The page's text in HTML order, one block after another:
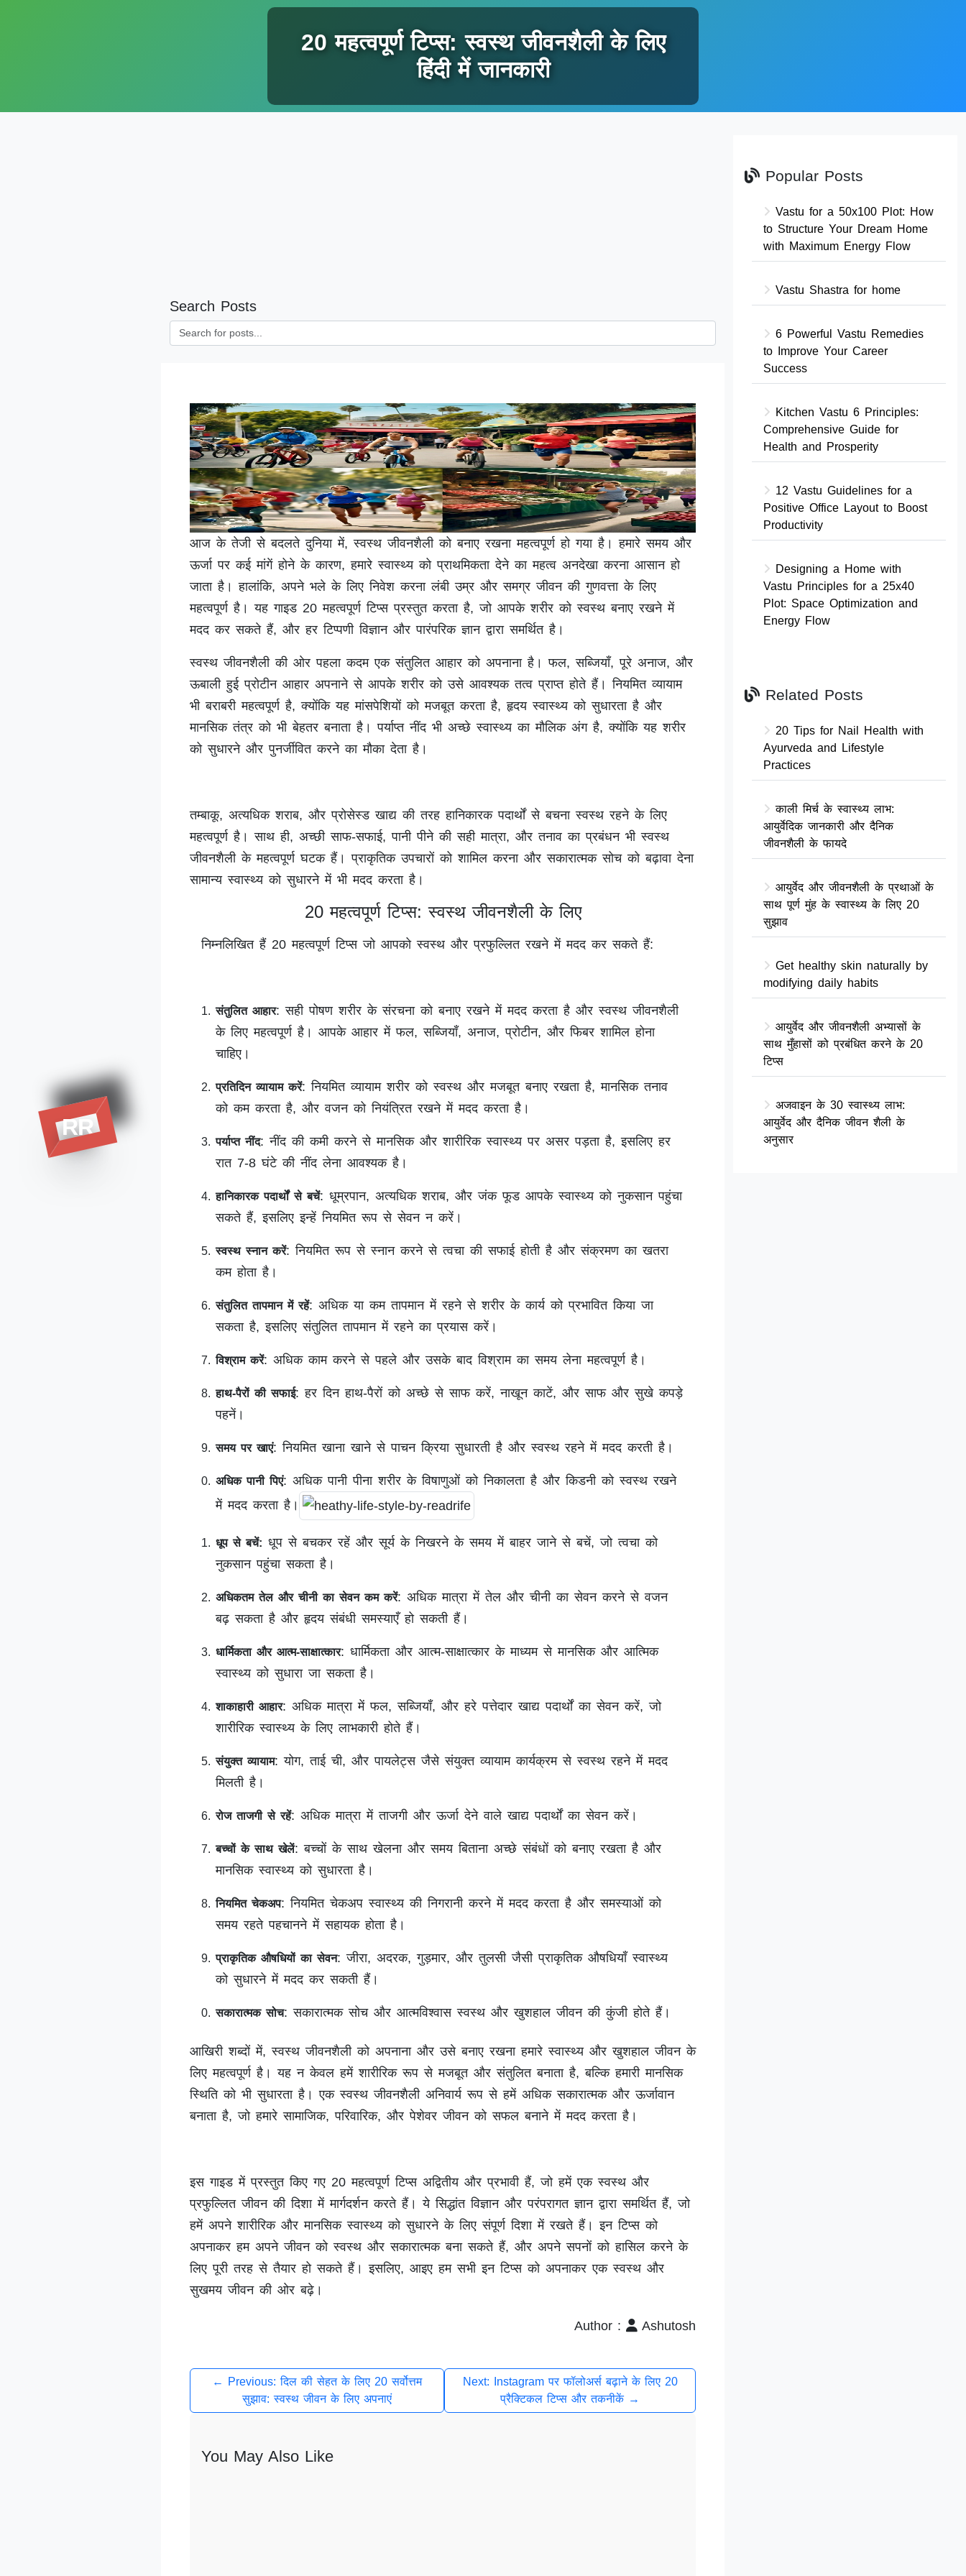
20 महत्वपूर्ण टिप्स: स्वस्थ जीवनशैली के लिए
हिंदी में जानकारी
RR
Search Posts
आज के तेजी से बदलते दुनिया में, स्वस्थ जीवनशैली को बनाए रखना महत्वपूर्ण हो गया है। हमारे समय और
ऊर्जा पर कई मांगें होने के कारण, हमारे स्वास्थ्य को प्राथमिकता देने का महत्व अनदेखा करना आसान हो
जाता है। हालांकि, अपने भले के लिए निवेश करना लंबी उम्र और समग्र जीवन की गुणवत्ता के लिए
महत्वपूर्ण है। यह गाइड 20 महत्वपूर्ण टिप्स प्रस्तुत करता है, जो आपके शरीर को स्वस्थ बनाए रखने में
मदद कर सकते हैं, और हर टिप्पणी विज्ञान और पारंपरिक ज्ञान द्वारा समर्थित है।
स्वस्थ जीवनशैली की ओर पहला कदम एक संतुलित आहार को अपनाना है। फल, सब्जियाँ, पूरे अनाज, और
ऊबाली हुई प्रोटीन आहार अपनाने से आपके शरीर को उसे आवश्यक तत्व प्राप्त होते हैं। नियमित व्यायाम
भी बराबरी महत्वपूर्ण है, क्योंकि यह मांसपेशियों को मजबूत करता है, हृदय स्वास्थ्य को सुधारता है और
मानसिक तंत्र को भी बेहतर बनाता है। पर्याप्त नींद भी अच्छे स्वास्थ्य का मौलिक अंग है, क्योंकि यह शरीर
को सुधारने और पुनर्जीवित करने का मौका देता है।
तम्बाकू, अत्यधिक शराब, और प्रोसेस्ड खाद्य की तरह हानिकारक पदार्थों से बचना स्वस्थ रहने के लिए
महत्वपूर्ण है। साथ ही, अच्छी साफ-सफाई, पानी पीने की सही मात्रा, और तनाव का प्रबंधन भी स्वस्थ
जीवनशैली के महत्वपूर्ण घटक हैं। प्राकृतिक उपचारों को शामिल करना और सकारात्मक सोच को बढ़ावा देना
सामान्य स्वास्थ्य को सुधारने में भी मदद करता है।
20 महत्वपूर्ण टिप्स: स्वस्थ जीवनशैली के लिए
निम्नलिखित हैं 20 महत्वपूर्ण टिप्स जो आपको स्वस्थ और प्रफुल्लित रखने में मदद कर सकते हैं:
संतुलित आहार: सही पोषण शरीर के संरचना को बनाए रखने में मदद करता है और स्वस्थ जीवनशैली
के लिए महत्वपूर्ण है। आपके आहार में फल, सब्जियाँ, अनाज, प्रोटीन, और फिबर शामिल होना
चाहिए।
प्रतिदिन व्यायाम करें: नियमित व्यायाम शरीर को स्वस्थ और मजबूत बनाए रखता है, मानसिक तनाव
को कम करता है, और वजन को नियंत्रित रखने में मदद करता है।
पर्याप्त नींद: नींद की कमी करने से मानसिक और शारीरिक स्वास्थ्य पर असर पड़ता है, इसलिए हर
रात 7-8 घंटे की नींद लेना आवश्यक है।
हानिकारक पदार्थों से बचें: धूम्रपान, अत्यधिक शराब, और जंक फूड आपके स्वास्थ्य को नुकसान पहुंचा
सकते हैं, इसलिए इन्हें नियमित रूप से सेवन न करें।
स्वस्थ स्नान करें: नियमित रूप से स्नान करने से त्वचा की सफाई होती है और संक्रमण का खतरा
कम होता है।
संतुलित तापमान में रहें: अधिक या कम तापमान में रहने से शरीर के कार्य को प्रभावित किया जा
सकता है, इसलिए संतुलित तापमान में रहने का प्रयास करें।
विश्राम करें: अधिक काम करने से पहले और उसके बाद विश्राम का समय लेना महत्वपूर्ण है।
हाथ-पैरों की सफाई: हर दिन हाथ-पैरों को अच्छे से साफ करें, नाखून काटें, और साफ और सुखे कपड़े
पहनें।
समय पर खाएं: नियमित खाना खाने से पाचन क्रिया सुधारती है और स्वस्थ रहने में मदद करती है।
अधिक पानी पिएं: अधिक पानी पीना शरीर के विषाणुओं को निकालता है और किडनी को स्वस्थ रखने
में मदद करता है।
धूप से बचें: धूप से बचकर रहें और सूर्य के निखरने के समय में बाहर जाने से बचें, जो त्वचा को
नुकसान पहुंचा सकता है।
अधिकतम तेल और चीनी का सेवन कम करें: अधिक मात्रा में तेल और चीनी का सेवन करने से वजन
बढ़ सकता है और हृदय संबंधी समस्याएँ हो सकती हैं।
धार्मिकता और आत्म-साक्षात्कार: धार्मिकता और आत्म-साक्षात्कार के माध्यम से मानसिक और आत्मिक
स्वास्थ्य को सुधारा जा सकता है।
शाकाहारी आहार: अधिक मात्रा में फल, सब्जियाँ, और हरे पत्तेदार खाद्य पदार्थों का सेवन करें, जो
शारीरिक स्वास्थ्य के लिए लाभकारी होते हैं।
संयुक्त व्यायाम: योग, ताई ची, और पायलेट्स जैसे संयुक्त व्यायाम कार्यक्रम से स्वस्थ रहने में मदद
मिलती है।
रोज ताजगी से रहें: अधिक मात्रा में ताजगी और ऊर्जा देने वाले खाद्य पदार्थों का सेवन करें।
बच्चों के साथ खेलें: बच्चों के साथ खेलना और समय बिताना अच्छे संबंधों को बनाए रखता है और
मानसिक स्वास्थ्य को सुधारता है।
नियमित चेकअप: नियमित चेकअप स्वास्थ्य की निगरानी करने में मदद करता है और समस्याओं को
समय रहते पहचानने में सहायक होता है।
प्राकृतिक औषधियों का सेवन: जीरा, अदरक, गुड़मार, और तुलसी जैसी प्राकृतिक औषधियाँ स्वास्थ्य
को सुधारने में मदद कर सकती हैं।
सकारात्मक सोच: सकारात्मक सोच और आत्मविश्वास स्वस्थ और खुशहाल जीवन की कुंजी होते हैं।
आखिरी शब्दों में, स्वस्थ जीवनशैली को अपनाना और उसे बनाए रखना हमारे स्वास्थ्य और खुशहाल जीवन के
लिए महत्वपूर्ण है। यह न केवल हमें शारीरिक रूप से मजबूत और संतुलित बनाता है, बल्कि हमारी मानसिक
स्थिति को भी सुधारता है। एक स्वस्थ जीवनशैली अनिवार्य रूप से हमें अधिक सकारात्मक और ऊर्जावान
बनाता है, जो हमारे सामाजिक, परिवारिक, और पेशेवर जीवन को सफल बनाने में मदद करता है।
इस गाइड में प्रस्तुत किए गए 20 महत्वपूर्ण टिप्स अद्वितीय और प्रभावी हैं, जो हमें एक स्वस्थ और
प्रफुल्लित जीवन की दिशा में मार्गदर्शन करते हैं। ये सिद्धांत विज्ञान और परंपरागत ज्ञान द्वारा समर्थित हैं, जो
हमें अपने शारीरिक और मानसिक स्वास्थ्य को सुधारने के लिए संपूर्ण दिशा में रखते हैं। इन टिप्स को
अपनाकर हम अपने जीवन को स्वस्थ और सकारात्मक बना सकते हैं, और अपने सपनों को हासिल करने के
लिए पूरी तरह से तैयार हो सकते हैं। इसलिए, आइए हम सभी इन टिप्स को अपनाकर एक स्वस्थ और
सुखमय जीवन की ओर बढ़े।
Author : Ashutosh
← Previous: दिल की सेहत के लिए 20 सर्वोत्तम
सुझाव: स्वस्थ जीवन के लिए अपनाएं
Next: Instagram पर फॉलोअर्स बढ़ाने के लिए 20
प्रैक्टिकल टिप्स और तकनीकें →
You May Also Like
Popular Posts
Vastu for a 50x100 Plot: How
to Structure Your Dream Home
with Maximum Energy Flow
Vastu Shastra for home
6 Powerful Vastu Remedies
to Improve Your Career
Success
Kitchen Vastu 6 Principles:
Comprehensive Guide for
Health and Prosperity
12 Vastu Guidelines for a
Positive Office Layout to Boost
Productivity
Designing a Home with
Vastu Principles for a 25x40
Plot: Space Optimization and
Energy Flow
Related Posts
20 Tips for Nail Health with
Ayurveda and Lifestyle
Practices
काली मिर्च के स्वास्थ्य लाभ:
आयुर्वेदिक जानकारी और दैनिक
जीवनशैली के फायदे
आयुर्वेद और जीवनशैली के प्रथाओं के
साथ पूर्ण मुंह के स्वास्थ्य के लिए 20
सुझाव
Get healthy skin naturally by
modifying daily habits
आयुर्वेद और जीवनशैली अभ्यासों के
साथ मुँहासों को प्रबंधित करने के 20
टिप्स
अजवाइन के 30 स्वास्थ्य लाभ:
आयुर्वेद और दैनिक जीवन शैली के
अनुसार